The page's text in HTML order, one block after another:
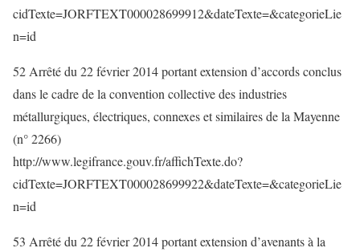
cidTexte=JORFTEXT000028699912&dateTexte=&categorieLie
n=id
52 Arrêté du 22 février 2014 portant extension d’accords conclus
dans le cadre de la convention collective des industries
métallurgiques, électriques, connexes et similaires de la Mayenne
(n° 2266)
http://www.legifrance.gouv.fr/affichTexte.do?
cidTexte=JORFTEXT000028699922&dateTexte=&categorieLie
n=id
53 Arrêté du 22 février 2014 portant extension d’avenants à la